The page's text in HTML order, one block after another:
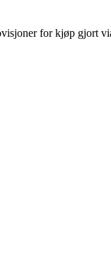
for kjøp gjort